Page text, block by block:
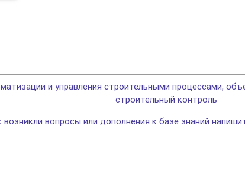
и управления строительными процессами,
строительный контроль
возникли вопросы или дополнения к базе знаний